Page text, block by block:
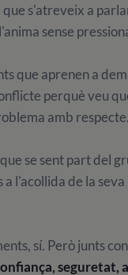
s'atreveix a
sense
que aprenen a
perquè veu
amb respecte.
se sent part del
a l'acollida de la
sí. Però junts
seguretat,